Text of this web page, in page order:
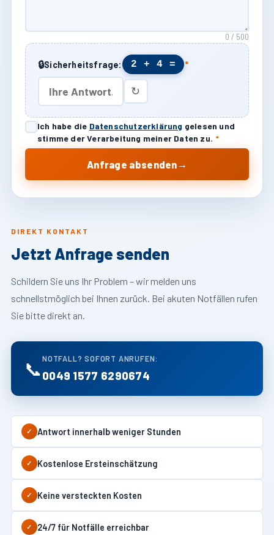
DIREKT KONTAKT
Jetzt Anfrage senden
Schildern Sie uns Ihr Problem – wir melden uns
schnellstmöglich bei Ihnen zurück. Bei akuten Notfällen rufen
Sie bitte direkt an.
📞 NOTFALL? SOFORT ANRUFEN:
0049 1577 6290674
✓ Antwort innerhalb weniger Stunden
✓ Kostenlose Ersteinschätzung
✓ Keine versteckten Kosten
✓ 24/7 für Notfälle erreichbar
0 / 500
🔒Sicherheitsfrage: 2 + 4 = *
↻
Ich habe die Datenschutzerklärung gelesen und
stimme der Verarbeitung meiner Daten zu. *
Anfrage absenden →